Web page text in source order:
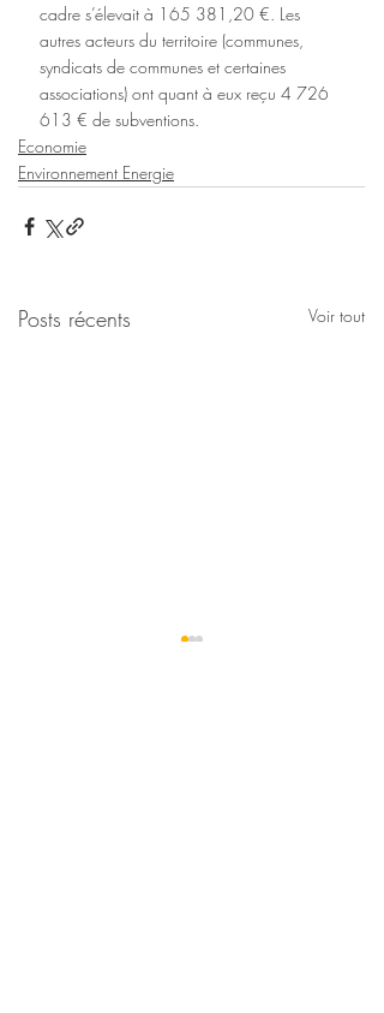
cadre s’élevait à 165 381,20 €. Les
autres acteurs du territoire (communes,
syndicats de communes et certaines
associations) ont quant à eux reçu 4 726
613 € de subventions.
Economie
Environnement Energie
Posts récents Voir tout